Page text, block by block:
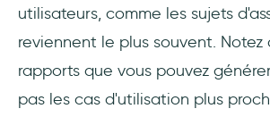
utilisateurs, comme les sujets
reviennent le plus souvent. Notez
rapports que vous pouvez
pas les cas d'utilisation plus